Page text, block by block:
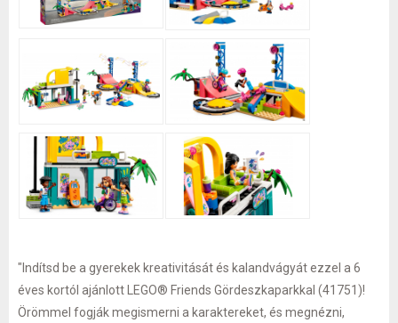
"Indítsd be a gyerekek kreativitását és kalandvágyát ezzel a 6
éves kortól ajánlott LEGO® Friends Gördeszkaparkkal (41751)!
Örömmel fogják megismerni a karaktereket, és megnézni,